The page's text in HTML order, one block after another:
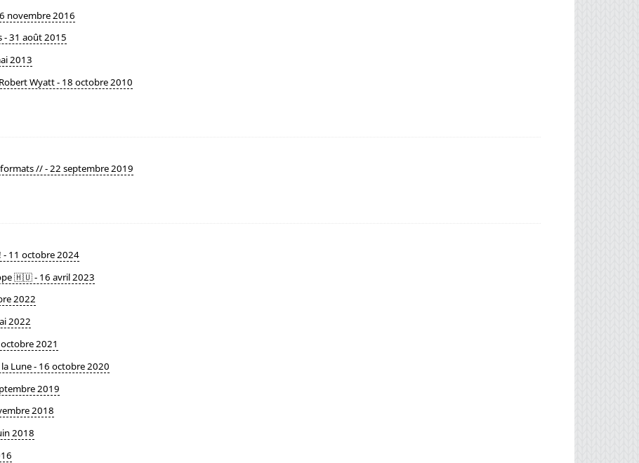
novembre 2016
- 31 août 2015
2013
Wyatt - 18 octobre 2010
// - 22 septembre 2019
- 11 octobre 2024
🇭🇺 - 16 avril 2023
2022
2022
2021
Lune - 16 octobre 2020
2019
2018
2018